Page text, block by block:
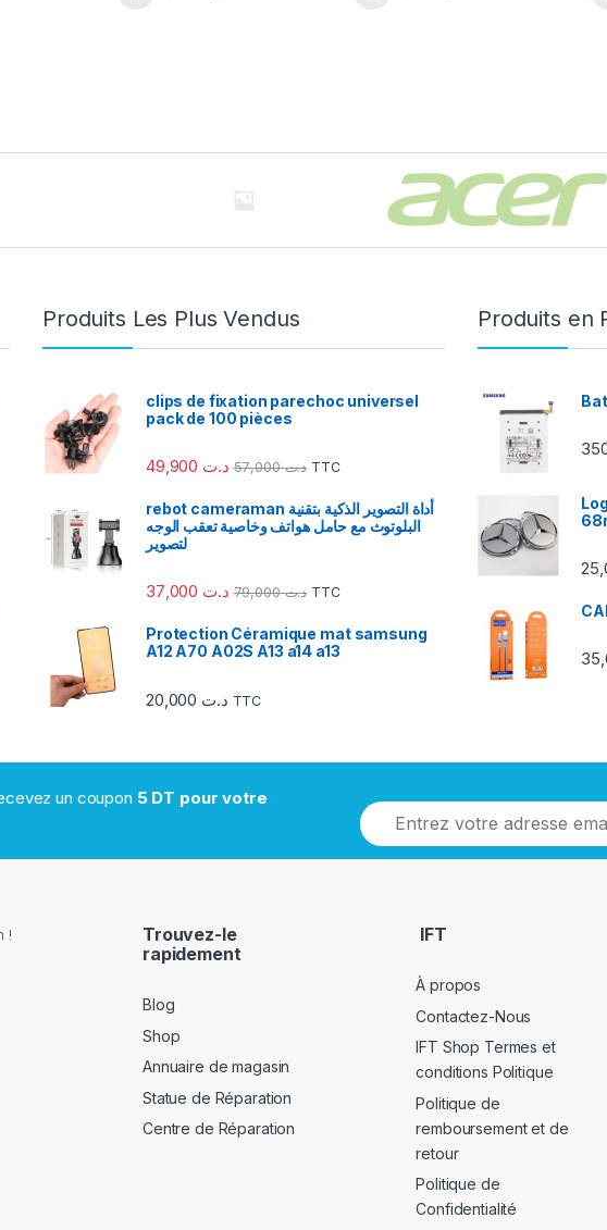
Produits Les Plus Vendus
clips de fixation parechoc universel
pack de 100 pièces
د.ت د.ت57,000 TTC
rebot cameraman أداة التصوير الذكية بتقنية
البلوتوث مع حامل هواتف وخاصية تعقب الوجه
لتصوير
د.ت د.ت79,000 TTC
Protection Céramique mat samsung
A12 A70 A02S A13 a14 a13
د.ت TTC
Produits en
un coupon 5 DT pour votre
!
Trouvez-le
rapidement
Blog
Shop
Annuaire de magasin
Statue de Réparation
Centre de Réparation
IFT
À propos
Contactez-Nous
IFT Shop Termes et
conditions Politique
Politique de
remboursement et de
retour
Politique de
Confidentialité